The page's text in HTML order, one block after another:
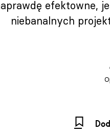
efektowne,
niebanalnych